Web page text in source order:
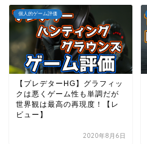
個人的ゲーム評価
【プレデターHG】グラフィッ
クは悪くゲーム性も単調だが
世界観は最高の再現度！【レ
ビュー】
2020年8月6日